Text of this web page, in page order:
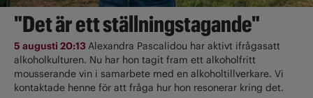
"Det är ett ställningstagande"
5 augusti 20:13Alexandra Pascalidou har aktivt ifrågasatt
alkoholkulturen. Nu har hon tagit fram ett alkoholfritt
mousserande vin i samarbete med en alkoholtillverkare. Vi
kontaktade henne för att fråga hur hon resonerar kring det.